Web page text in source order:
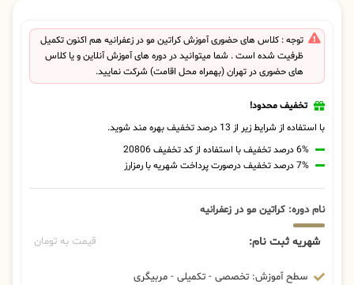
توجه : کلاس های حضوری آموزش کراتین مو در زعفرانیه هم اکنون تکمیل
ظرفیت شده است . شما میتوانید در دوره های آموزش آنلاین و یا کلاس
های حضوری در تهران (بهمراه محل اقامت) شرکت نمایید.
تخفیف محدود!
با استفاده از شرایط زیر از 13 درصد تخفیف بهره مند شوید.
6% درصد تخفیف با استفاده از کد تخفیف 20806
7% درصد تخفیف درصورت پرداخت شهریه با رمزارز
نام دوره: کراتین مو در زعفرانیه
شهریه ثبت نام: قیمت به تومان
سطح آموزش: تخصصی - تکمیلی - مربیگری